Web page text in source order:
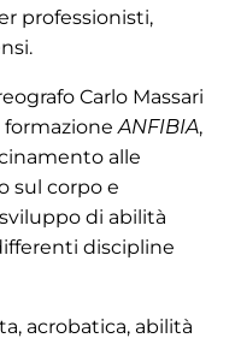
professionisti,
Carlo Massari
formazioneANFIBIA,
alle
sul corpo e
di abilità
discipline
acrobatica, abilità